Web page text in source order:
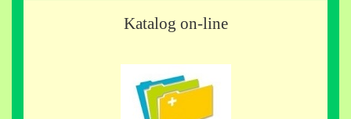
Katalog on-line